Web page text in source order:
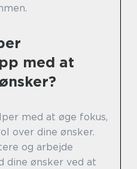
med at
med at øge fokus,
over dine ønsker.
og arbejde
dine ønsker ved at